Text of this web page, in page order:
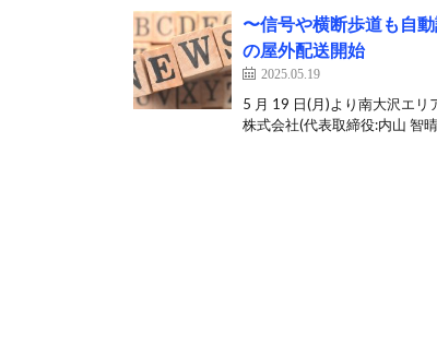
〜信号や横断歩道も自
の屋外配送開始
2025.05.19
5 月 19 日(月)より南大沢エ
株式会社(代表取締役:内山 智